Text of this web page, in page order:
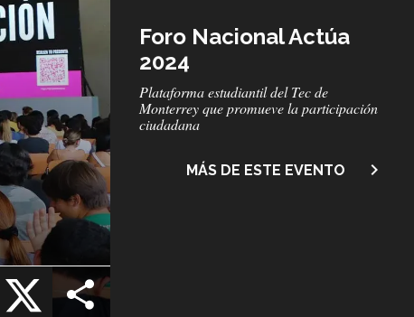
X
Foro Nacional Actúa
2024
Subtítulo
Plataforma estudiantil del Tec de
Monterrey que promueve la participación
ciudadana
MÁS DE ESTE EVENTO navigate_next